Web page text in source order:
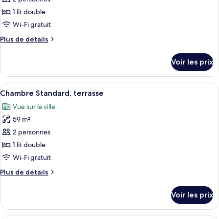
spot)
(Private
pool
fee
per
night
ce
type
chambre :
1 lit double
Wi-Fi gratuit
Plus de détails
Plus
le
type
de
Suite,
terrasse
Voir les prix
Afficher
toutes
les
photos
pour
ce
type
chambre :
terrasse
Une chambre d’hôtel moderne
20
Chambre Standard, terrasse
Vue sur la ville
59 m²
2 personnes
1 lit double
Wi-Fi gratuit
Plus de détails
Plus
le
type
Voir les prix